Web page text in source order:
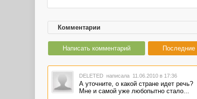
Комментарии
Написать комментарий Последние
DELETED написала 11.06.2010 в 17:36
А уточните, о какой стране идет речь?
Мне и самой уже любопытно стало...